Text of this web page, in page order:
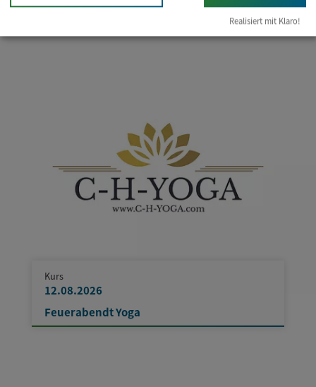
Kurs
12.08.2026
Feuerabendt Yoga
Realisiert mit Klaro!